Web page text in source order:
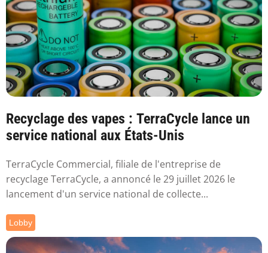
Recyclage des vapes : TerraCycle lance un
service national aux États-Unis
TerraCycle Commercial, filiale de l'entreprise de
recyclage TerraCycle, a annoncé le 29 juillet 2026 le
lancement d'un service national de collecte...
Lobby